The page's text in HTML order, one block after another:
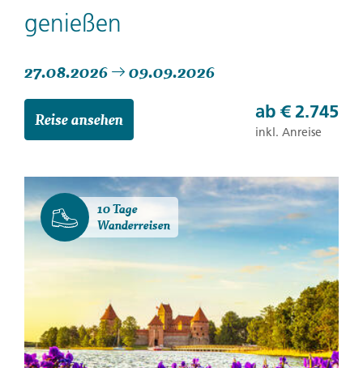
genießen
27.08.2026 09.09.2026
Reise ansehen ab € 2.745
inkl. Anreise
10 Tage
Wanderreisen